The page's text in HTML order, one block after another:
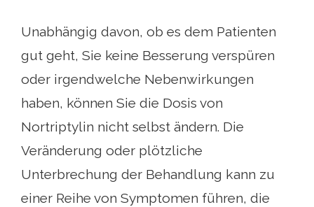
Unabhängig davon, ob es dem Patienten
gut geht, Sie keine Besserung verspüren
oder irgendwelche Nebenwirkungen
haben, können Sie die Dosis von
Nortriptylin nicht selbst ändern. Die
Veränderung oder plötzliche
Unterbrechung der Behandlung kann zu
einer Reihe von Symptomen führen, die